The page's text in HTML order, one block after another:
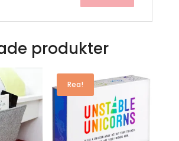
produkter
Rea!